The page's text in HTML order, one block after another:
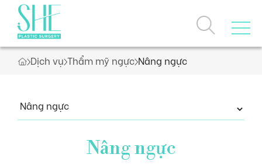
Trang chủ
Về chúng tôi
Dịch vụ Thẩm mỹ ngực Nâng ngực
Nâng ngực